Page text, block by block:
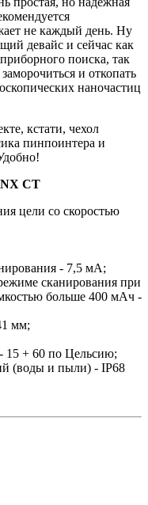
не каждый день. Ну
девайс и сейчас как
поиска, так
и откопать
наночастиц
кстати, чехол
пинпоинтера и
CT
цели со скоростью
- 7,5 мА;
сканирования при
больше 400 мАч -
мм;
15 + 60 по Цельсию;
(воды и пыли) - IP68